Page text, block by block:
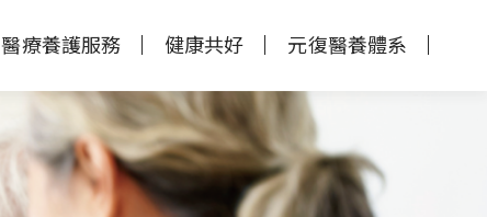
醫療養護服務 健康共好 元復醫養體系